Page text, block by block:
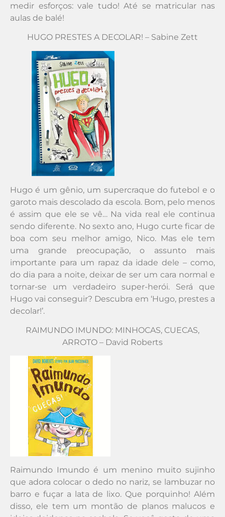
medir esforços: vale tudo! Até se matricular nas
aulas de balé!
HUGO PRESTES A DECOLAR! – Sabine Zett
Hugo é um gênio, um supercraque do futebol e o
garoto mais descolado da escola. Bom, pelo menos
é assim que ele se vê… Na vida real ele continua
sendo diferente. No sexto ano, Hugo curte ficar de
boa com seu melhor amigo, Nico. Mas ele tem
uma grande preocupação, o assunto mais
importante para um rapaz da idade dele – como,
do dia para a noite, deixar de ser um cara normal e
tornar-se um verdadeiro super-herói. Será que
Hugo vai conseguir? Descubra em ‘Hugo, prestes a
decolar!’.
RAIMUNDO IMUNDO: MINHOCAS, CUECAS,
ARROTO – David Roberts
Raimundo Imundo é um menino muito sujinho
que adora colocar o dedo no nariz, se lambuzar no
barro e fuçar a lata de lixo. Que porquinho! Além
disso, ele tem um montão de planos malucos e